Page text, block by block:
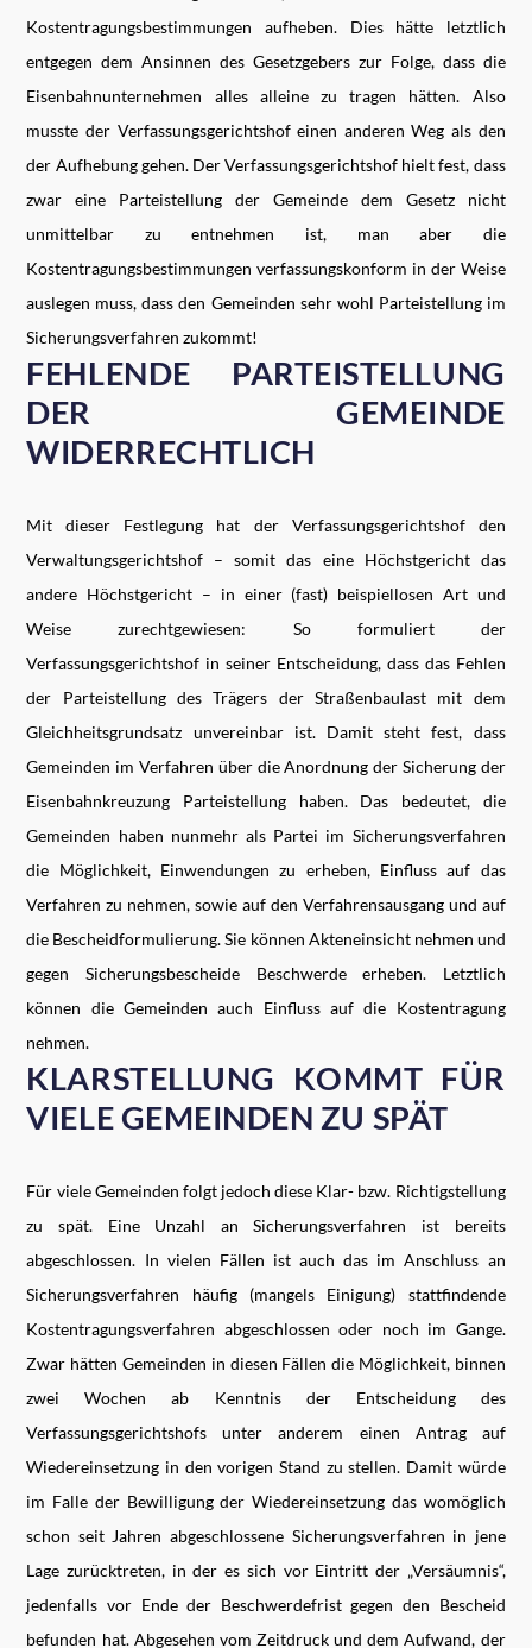
Kostentragungsbestimmungen aufheben. Dies hätte letztlich
entgegen dem Ansinnen des Gesetzgebers zur Folge, dass die
Eisenbahnunternehmen alles alleine zu tragen hätten. Also
musste der Verfassungsgerichtshof einen anderen Weg als den
der Aufhebung gehen. Der Verfassungsgerichtshof hielt fest, dass
zwar eine Parteistellung der Gemeinde dem Gesetz nicht
unmittelbar zu entnehmen ist, man aber die
Kostentragungsbestimmungen verfassungskonform in der Weise
auslegen muss, dass den Gemeinden sehr wohl Parteistellung im
Sicherungsverfahren zukommt!
FEHLENDE PARTEISTELLUNG
DER GEMEINDE
WIDERRECHTLICH
Mit dieser Festlegung hat der Verfassungsgerichtshof den
Verwaltungsgerichtshof – somit das eine Höchstgericht das
andere Höchstgericht – in einer (fast) beispiellosen Art und
Weise zurechtgewiesen: So formuliert der
Verfassungsgerichtshof in seiner Entscheidung, dass das Fehlen
der Parteistellung des Trägers der Straßenbaulast mit dem
Gleichheitsgrundsatz unvereinbar ist. Damit steht fest, dass
Gemeinden im Verfahren über die Anordnung der Sicherung der
Eisenbahnkreuzung Parteistellung haben. Das bedeutet, die
Gemeinden haben nunmehr als Partei im Sicherungsverfahren
die Möglichkeit, Einwendungen zu erheben, Einfluss auf das
Verfahren zu nehmen, sowie auf den Verfahrensausgang und auf
die Bescheidformulierung. Sie können Akteneinsicht nehmen und
gegen Sicherungsbescheide Beschwerde erheben. Letztlich
können die Gemeinden auch Einfluss auf die Kostentragung
nehmen.
KLARSTELLUNG KOMMT FÜR
VIELE GEMEINDEN ZU SPÄT
Für viele Gemeinden folgt jedoch diese Klar- bzw. Richtigstellung
zu spät. Eine Unzahl an Sicherungsverfahren ist bereits
abgeschlossen. In vielen Fällen ist auch das im Anschluss an
Sicherungsverfahren häufig (mangels Einigung) stattfindende
Kostentragungsverfahren abgeschlossen oder noch im Gange.
Zwar hätten Gemeinden in diesen Fällen die Möglichkeit, binnen
zwei Wochen ab Kenntnis der Entscheidung des
Verfassungsgerichtshofs unter anderem einen Antrag auf
Wiedereinsetzung in den vorigen Stand zu stellen. Damit würde
im Falle der Bewilligung der Wiedereinsetzung das womöglich
schon seit Jahren abgeschlossene Sicherungsverfahren in jene
Lage zurücktreten, in der es sich vor Eintritt der „Versäumnis“,
jedenfalls vor Ende der Beschwerdefrist gegen den Bescheid
befunden hat. Abgesehen vom Zeitdruck und dem Aufwand, der